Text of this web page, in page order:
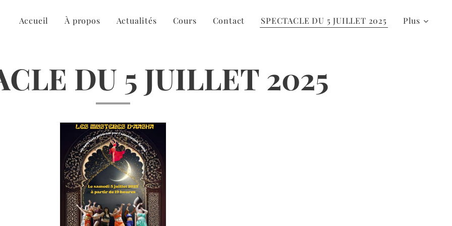
Accueil À propos Actualités Cours Contact SPECTACLE DU 5 JUILLET 2025 Plus
DU 5 JUILLET 2025